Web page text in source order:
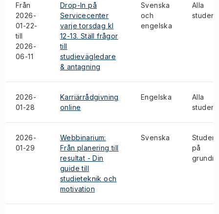
Från
2026-
01-22-
till
2026-
06-11
Drop-In på
Servicecenter
varje torsdag kl
12-13. Ställ frågor
till
studievägledare
& antagning
Svenska
och
engelska
Alla
2026-
01-28
Karriärrådgivning
online
Engelska
Alla
2026-
01-29
Webbinarium:
Från planering till
resultat - Din
guide till
studieteknik och
motivation
Svenska
på